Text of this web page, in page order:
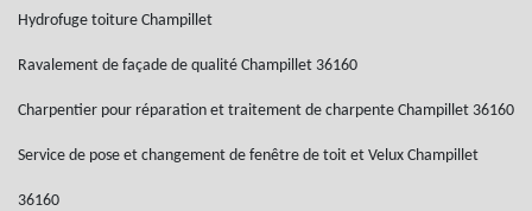
Hydrofuge toiture Champillet
Ravalement de façade de qualité Champillet 36160
Charpentier pour réparation et traitement de charpente Champillet 36160
Service de pose et changement de fenêtre de toit et Velux Champillet
36160